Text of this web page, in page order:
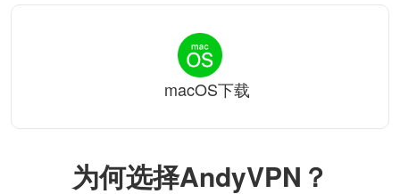
为何选择AndyVPN？
macOS下载